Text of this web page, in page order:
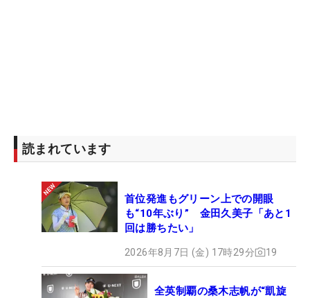
読まれています
首位発進もグリーン上での開眼
も“10年ぶり” 金田久美子「あと1
回は勝ちたい」
2026年8月7日 (金) 17時29分 19
全英制覇の桑木志帆が“凱旋